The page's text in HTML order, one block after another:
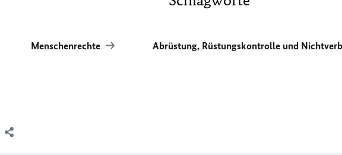
Menschenrechte Abrüstung, Rüstungskontrolle und